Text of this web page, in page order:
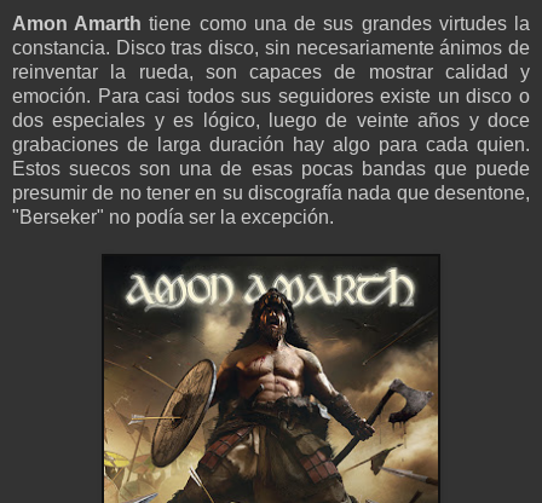
Amon Amarth tiene como una de sus grandes virtudes la
constancia. Disco tras disco, sin necesariamente ánimos de
reinventar la rueda, son capaces de mostrar calidad y
emoción. Para casi todos sus seguidores existe un disco o
dos especiales y es lógico, luego de veinte años y doce
grabaciones de larga duración hay algo para cada quien.
Estos suecos son una de esas pocas bandas que puede
presumir de no tener en su discografía nada que desentone,
"Berseker" no podía ser la excepción.